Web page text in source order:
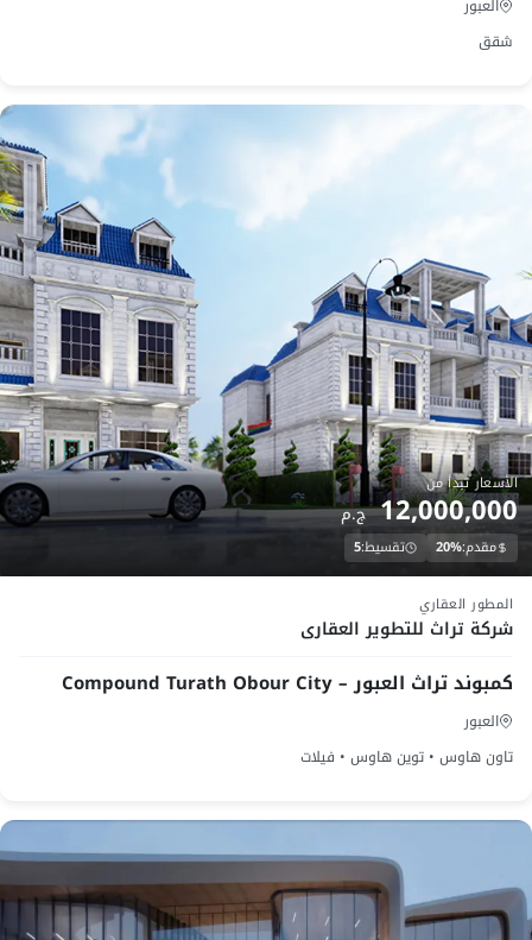
العبور
شقق
تحت الانشاء
الأسعار تبدأ من
12,000,000 ج.م
مقدم:20% تقسيط:5
المطور العقاري
شركة تراث للتطوير العقارى
كمبوند تراث العبور – Compound Turath Obour City
العبور
تاون هاوس • توين هاوس • فيلات